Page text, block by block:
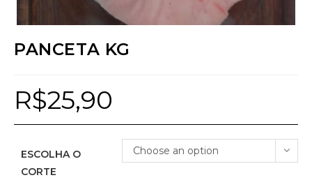
PANCETA KG
R$25,90
ESCOLHA O
CORTE
Choose an option